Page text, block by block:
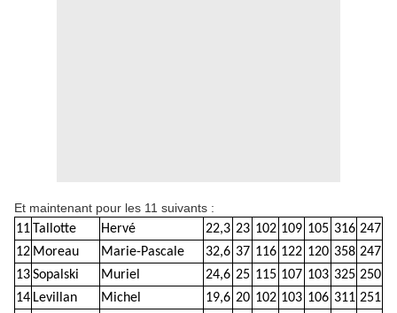
Et maintenant pour les 11 suivants :
11 Tallotte Hervé 22,3 23 102 109 105 316 247
12 Moreau Marie-Pascale 32,6 37 116 122 120 358 247
13Sopalski Muriel 24,6 25 115 107 103 325 250
14 Levillan Michel 19,6 20 102 103 106 311 251